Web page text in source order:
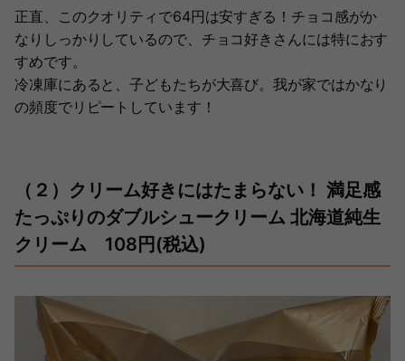
正直、このクオリティで64円は安すぎる！チョコ感がか
なりしっかりしているので、チョコ好きさんには特におす
すめです。
冷凍庫にあると、子どもたちが大喜び。我が家ではかなり
の頻度でリピートしています！
（２）クリーム好きにはたまらない！ 満足感
たっぷりのダブルシュークリーム 北海道純生
クリーム 108円(税込)